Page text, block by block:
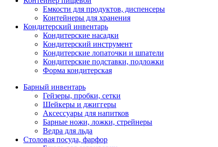
Емкости для продуктов, диспенсеры
Контейнеры для хранения
Кондитерский инвентарь
Кондитерские насадки
Кондитерский инструмент
Кондитерские лопаточки и шпатели
Кондитерские подставки, подложки
Форма кондитерская
Барный инвентарь
Гейзеры, пробки, сетки
Шейкеры и джиггеры
Аксессуары для напитков
Барные ножи, ложки, стрейнеры
Ведра для льда
Столовая посуда, фарфор